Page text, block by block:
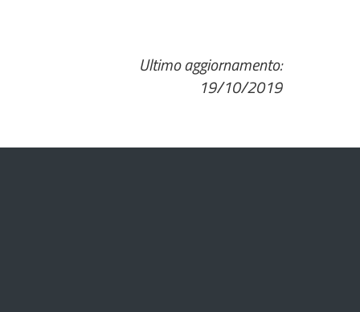
Ultimo aggiornamento:
19/10/2019